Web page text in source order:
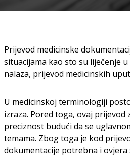
Prijevod medicinske
situacijama kao sto su liječenje
nalaza, prijevod medicinskih
U medicinskoj terminologiji
izraza. Pored toga, ovaj prijevod
preciznost budući da se
temama. Zbog toga je kod
dokumentacije potrebna i ovjera